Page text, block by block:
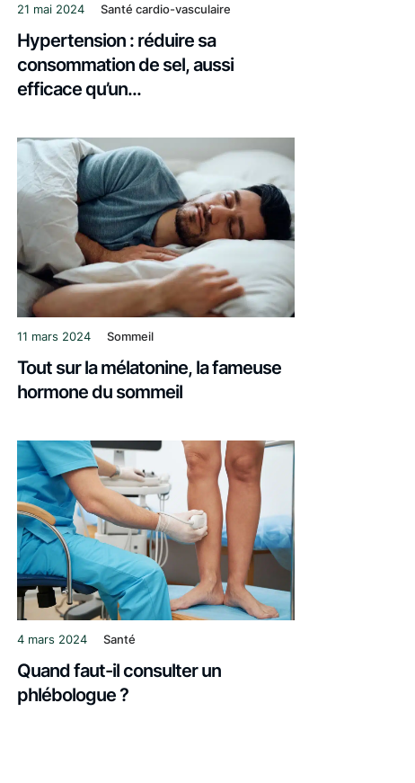
21 mai 2024 Santé cardio-vasculaire
Hypertension : réduire sa
consommation de sel, aussi
efficace qu’un...
11 mars 2024 Sommeil
Tout sur la mélatonine, la fameuse
hormone du sommeil
4 mars 2024 Santé
Quand faut-il consulter un
phlébologue ?